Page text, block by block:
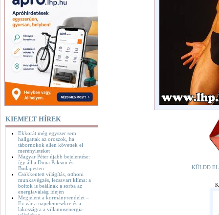
KIEMELT HÍREK
Ekkorát még egyszer sem
hallgattak az oroszok, ha
tábornokok ellen követtek el
merényleteket
Magyar Péter újabb bejelentése:
így áll a Duna Pakson és
Budapesten
Csökkentett világítás, otthoni
munkavégzés, lecsavart klíma: a
boltok is beállnak a sorba az
energiaválság idején
Megjelent a kormányrendelet –
Ez vár a napelemesekre és a
lakosságra a villamosenergia-
KÜLDD